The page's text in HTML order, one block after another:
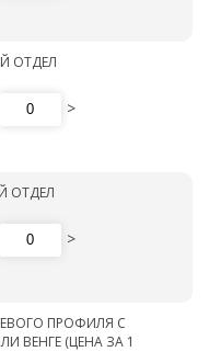
ОТДЕЛ
>
ОТДЕЛ
>
ПРОФИЛЯ С
ВЕНГЕ (ЦЕНА ЗА 1